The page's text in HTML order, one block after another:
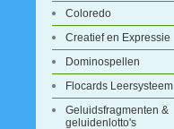
Coloredo
Creatief en Expressie
Dominospellen
Flocards Leersysteem
Geluidsfragmenten &
geluidenlotto's